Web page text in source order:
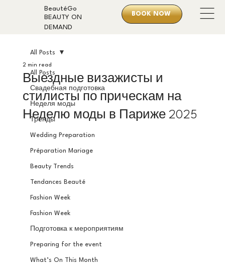
BeautéGo
BEAUTY ON
DEMAND
BOOK NOW
All Posts
Свадебная подготовка
Неделя моды
Тренды
Wedding Preparation
Préparation Mariage
Beauty Trends
Tendances Beauté
Fashion Week
Fashion Week
Подготовка к мероприятиям
Preparing for the event
What’s On This Month
All Posts
Выездные визажисты и
стилисты по прическам на
Неделю моды в Париже 2025
2 min read